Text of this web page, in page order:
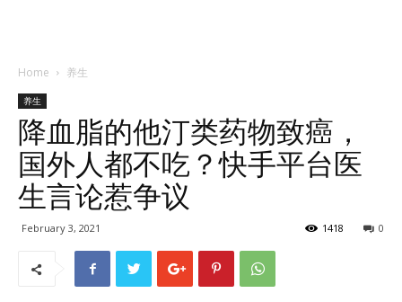
Home 养生
养生
降血脂的他汀类药物致癌，
国外人都不吃？快手平台医
生言论惹争议
February 3, 2021 0
1418